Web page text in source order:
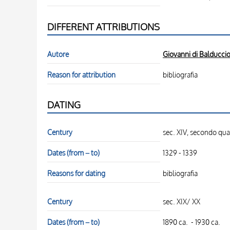
DIFFERENT ATTRIBUTIONS
Autore Giovanni di Balduccio
Reason for attribution bibliografia
DATING
Century sec. XIV, secondo
Dates (from – to) 1329 - 1339
Reasons for dating bibliografia
Century sec. XIX/ XX
Dates (from – to) 1890 ca. - 1930 ca.